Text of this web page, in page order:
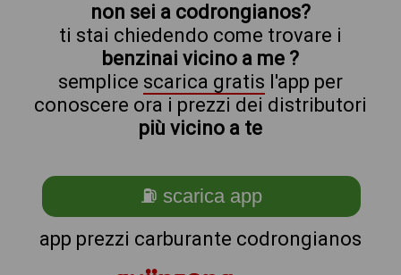
non sei a codrongianos?
ti stai chiedendo come trovare i
benzinai vicino a me ?
semplice scarica gratis l'app per
conoscere ora i prezzi dei distributori
più vicino a te
⛽ scarica app
app prezzi carburante codrongianos